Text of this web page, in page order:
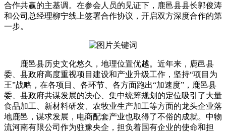
合作共赢的主基调。在参会人员的见证下，鹿邑县县长郭俊涛
和公司总经理柳宁线上签署合作协议，开启双方深度合作的第
一步。
鹿邑县历史文化悠久，地理位置优越。近年来，鹿邑县
委、县政府高度重视项目建设和产业升级工作，坚持“项目为
王”战略，在各项目、各环节、各方面跑出“加速度”，鹿邑县
委、县政府共谋发展的决心、集中统筹规划的定位吸引了大量
食品加工、新材料研发、农牧业生产加工等方面的龙头企业落
地鹿邑，谋求发展，电商配套产业也取得了不俗的成就。中物
流河南有限公司作为驻豫央企，担负着国有企业的使命和担